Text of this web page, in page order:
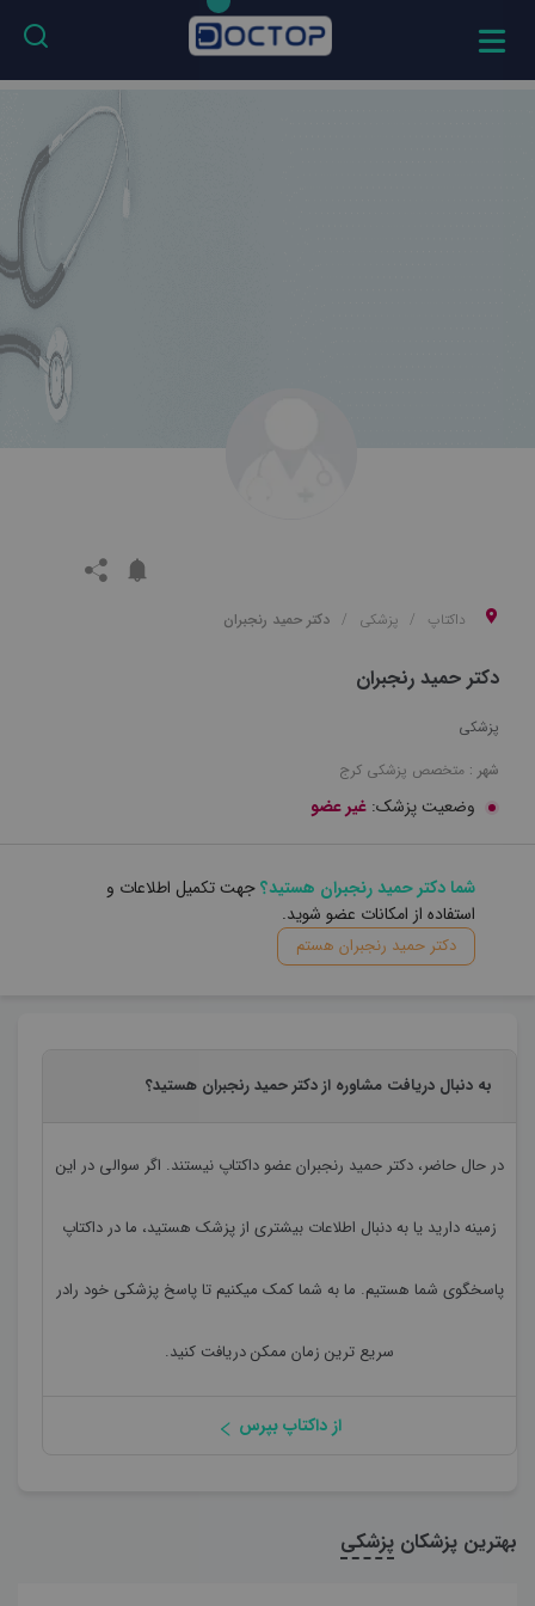
داکتاپ پزشکی دکتر حمید رنجبران
دکتر حمید رنجبران
پزشکی
شهر : متخصص پزشکی کرج
وضعیت پزشک: غیر عضو
شما دکتر حمید رنجبران هستید؟جهت تکمیل اطلاعات و
استفاده از امکانات عضو شوید.
دکتر حمید رنجبران هستم
به دنبال دریافت مشاوره از دکتر حمید رنجبران هستید؟
در حال حاضر،دکتر حمید رنجبرانعضو داکتاپ نیستند. اگر سوالی در این
زمینه دارید یا به دنبال اطلاعات بیشتری از پزشک هستید، ما در داکتاپ
پاسخگوی شما هستیم. ما به شما کمک میکنیم تا پاسخ پزشکی خود رادر
سریع ترین زمان ممکن دریافت کنید.
از داکتاپ بپرس
بهترین پزشکان پزشکی